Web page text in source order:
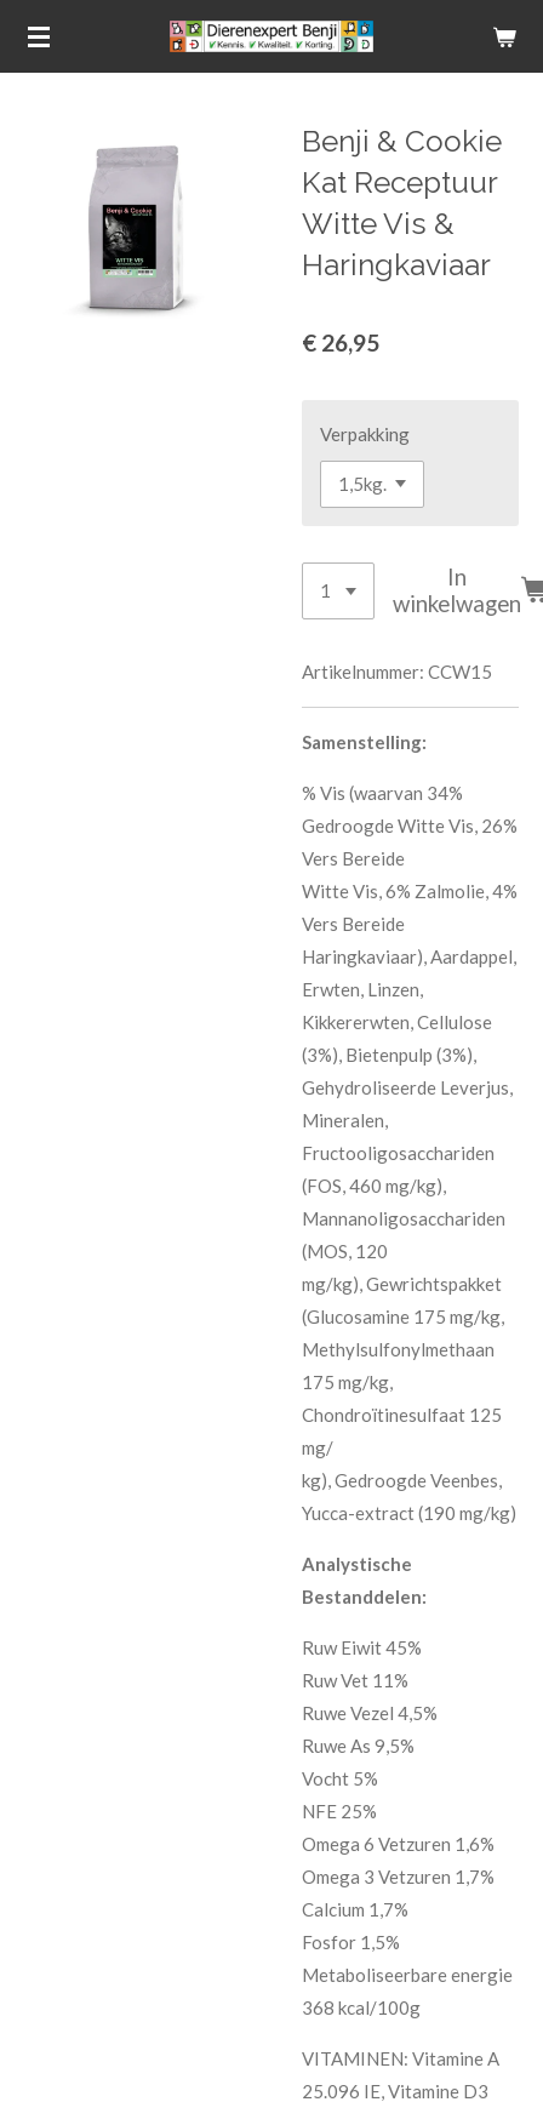
Ga
hoofdinhoud
Benji & Cookie
Kat Receptuur
Witte Vis &
Haringkaviaar
€ 26,95
Verpakking
In
winkelwagen
Artikelnummer: CCW15
Samenstelling:
% Vis (waarvan 34%
Gedroogde Witte Vis, 26%
Vers Bereide
Witte Vis, 6% Zalmolie, 4%
Vers Bereide
Haringkaviaar), Aardappel,
Erwten, Linzen,
Kikkererwten, Cellulose
(3%), Bietenpulp (3%),
Gehydroliseerde Leverjus,
Mineralen,
Fructooligosacchariden
(FOS, 460 mg/kg),
Mannanoligosacchariden
(MOS, 120
mg/kg), Gewrichtspakket
(Glucosamine 175 mg/kg,
Methylsulfonylmethaan
175 mg/kg,
Chondroïtinesulfaat 125
mg/
kg), Gedroogde Veenbes,
Yucca-extract (190 mg/kg)
Analystische
Bestanddelen:
Ruw Eiwit 45%
Ruw Vet 11%
Ruwe Vezel 4,5%
Ruwe As 9,5%
Vocht 5%
NFE 25%
Omega 6 Vetzuren 1,6%
Omega 3 Vetzuren 1,7%
Calcium 1,7%
Fosfor 1,5%
Metaboliseerbare energie
368 kcal/100g
VITAMINEN: Vitamine A
25.096 IE, Vitamine D3